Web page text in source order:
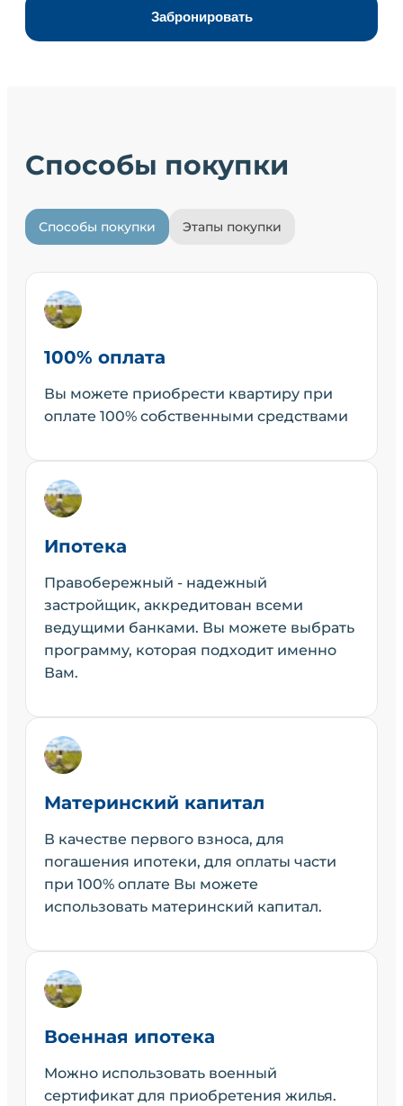
Забронировать
Способы покупки
Способы покупки Этапы покупки
100% оплата
Вы можете приобрести квартиру при
оплате 100% собственными средствами
Ипотека
Правобережный - надежный
застройщик, аккредитован всеми
ведущими банками. Вы можете выбрать
программу, которая подходит именно
Вам.
Материнский капитал
В качестве первого взноса, для
погашения ипотеки, для оплаты части
при 100% оплате Вы можете
использовать материнский капитал.
Военная ипотека
Можно использовать военный
сертификат для приобретения жилья.